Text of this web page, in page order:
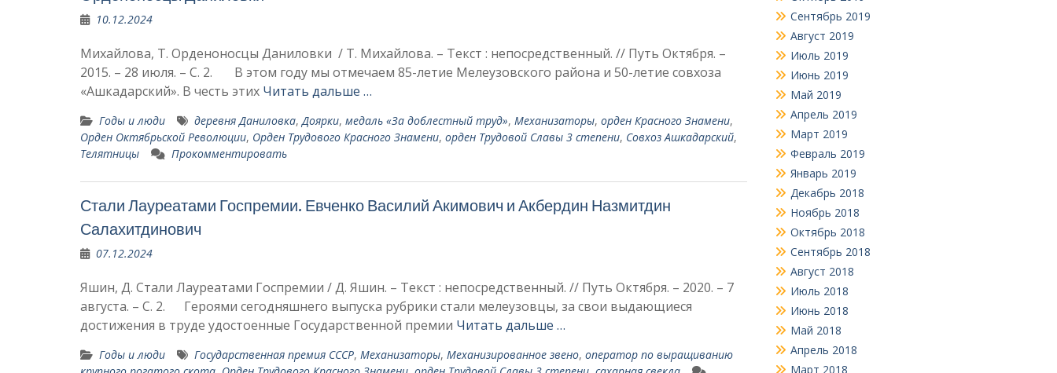
10.12.2024
Михайлова, Т. Орденоносцы Даниловки / Т. Михайлова. – Текст : непосредственный. // Путь Октября. –
2015. – 28 июля. – С. 2. В этом году мы отмечаем 85-летие Мелеузовского района и 50-летие совхоза
«Ашкадарский». В честь этих Читать дальше …
Годы и люди деревня Даниловка,Доярки, медаль «За доблестный труд», Механизаторы, орден Красного Знамени,
Орден Октябрьской Революции, Орден Трудового Красного Знамени, орден Трудовой Славы 3 степени, Совхоз Ашкадарский,
Телятницы
Прокомментировать
Стали Лауреатами Госпремии. Евченко Василий Акимович и Акбердин Назмитдин
Салахитдинович
07.12.2024
Яшин, Д. Стали Лауреатами Госпремии / Д. Яшин. – Текст : непосредственный. // Путь Октября. – 2020. – 7
августа. – С. 2. Героями сегодняшнего выпуска рубрики стали мелеузовцы, за свои выдающиеся
достижения в труде удостоенные Государственной премии Читать дальше …
Годы и люди Госу­дарственная премия СССР, Механизаторы, Механизированное звено, оператор по выращиванию
Сентябрь 2019
Август 2019
Июль 2019
Июнь 2019
Май 2019
Апрель 2019
Март 2019
Февраль 2019
Январь 2019
Декабрь 2018
Ноябрь 2018
Октябрь 2018
Сентябрь 2018
Август 2018
Июль 2018
Июнь 2018
Май 2018
Апрель 2018
Март 2018